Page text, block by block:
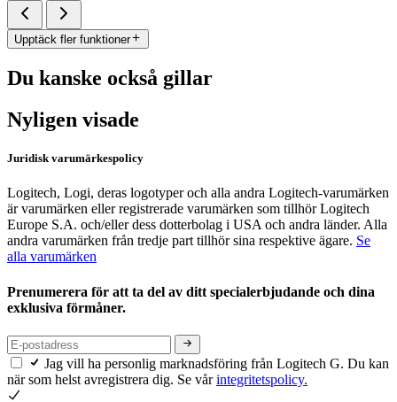
Upptäck fler funktioner
Du kanske också gillar
Nyligen visade
Juridisk varumärkespolicy
Logitech, Logi, deras logotyper och alla andra Logitech-varumärken
är varumärken eller registrerade varumärken som tillhör Logitech
Europe S.A. och/eller dess dotterbolag i USA och andra länder. Alla
andra varumärken från tredje part tillhör sina respektive ägare. Se
alla varumärken
Prenumerera för att ta del av ditt specialerbjudande och dina
exklusiva förmåner.
Jag vill ha personlig marknadsföring från Logitech G. Du kan
när som helst avregistrera dig. Se vårintegritetspolicy.